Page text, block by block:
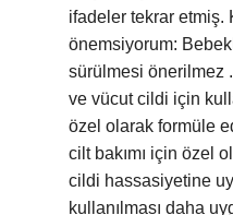
ifadeler tekrar etmiş.
önemsiyorum:
sürülmesi önerilmez
ve vücut cildi için
özel olarak formüle
cilt bakımı için özel
cildi hassasiyetine
kullanılması daha